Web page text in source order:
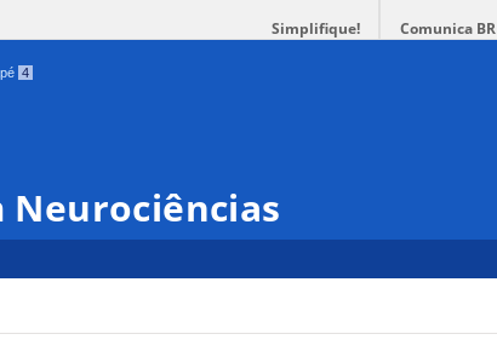
Simplifique! Comunica BR
4
Neurociências